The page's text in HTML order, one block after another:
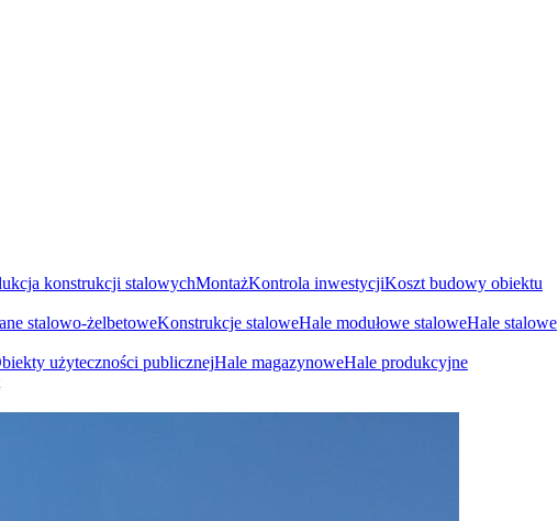
konstrukcji stalowychMontażKontrola inwestycjiKoszt budowy obiektu
stalowo-żelbetoweKonstrukcje staloweHale modułowe staloweHale stalowe
użyteczności publicznejHale magazynoweHale produkcyjne